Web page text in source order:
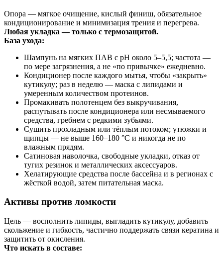
Опора — мягкое очищение, кислый финиш, обязательное
кондиционирование и минимизация трения и перегрева.
Любая укладка — только с термозащитой.
База ухода:
Шампунь на мягких ПАВ с pH около 5–5,5; частота —
по мере загрязнения, а не «по привычке» ежедневно.
Кондиционер после каждого мытья, чтобы «закрыть»
кутикулу; раз в неделю — маска с липидами и
умеренным количеством протеинов.
Промакивать полотенцем без выкручивания,
распутывать после кондиционера или несмываемого
средства, гребнем с редкими зубьями.
Сушить прохладным или тёплым потоком; утюжки и
щипцы — не выше 160–180 °C и никогда не по
влажным прядям.
Сатиновая наволочка, свободные укладки, отказ от
тугих резинок и металлических аксессуаров.
Хелатирующие средства после бассейна и в регионах с
жёсткой водой, затем питательная маска.
Активы против ломкости
Цель — восполнить липиды, выгладить кутикулу, добавить
скольжение и гибкость, частично поддержать связи кератина и
защитить от окисления.
Что искать в составе: